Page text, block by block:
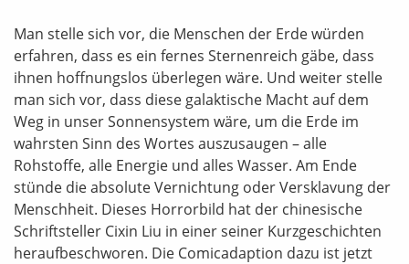
Man stelle sich vor, die Menschen der Erde würden
erfahren, dass es ein fernes Sternenreich gäbe, dass
ihnen hoffnungslos überlegen wäre. Und weiter stelle
man sich vor, dass diese galaktische Macht auf dem
Weg in unser Sonnensystem wäre, um die Erde im
wahrsten Sinn des Wortes auszusaugen – alle
Rohstoffe, alle Energie und alles Wasser. Am Ende
stünde die absolute Vernichtung oder Versklavung der
Menschheit. Dieses Horrorbild hat der chinesische
Schriftsteller Cixin Liu in einer seiner Kurzgeschichten
heraufbeschworen. Die Comicadaption dazu ist jetzt